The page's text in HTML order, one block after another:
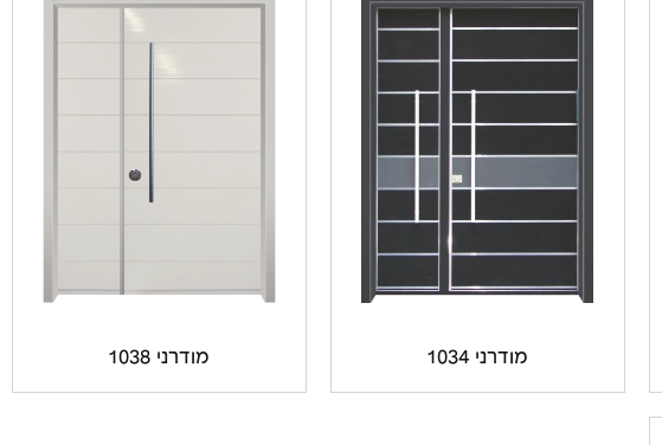
מודרני 1034 מודרני 1038